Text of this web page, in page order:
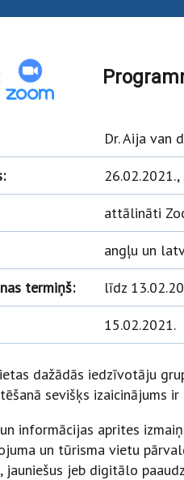
Dr. Aija van
attālināti
angļu un
termiņš:
līdz
15.02.2021.
dažādās iedzīvotāju
sevišķs izaicinājums
informācijas aprites
un tūrisma vietu
jeb digitālo